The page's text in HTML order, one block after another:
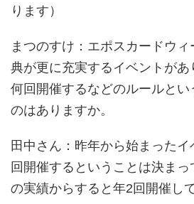
ります）
まつのすけ ：エポスカードウ
典が更に充実するイベントが
何回開催するなどのルールとい
のはありますか。
田中さん ：昨年から始まった
回開催するということは決ま
の実績からすると年2回開催し